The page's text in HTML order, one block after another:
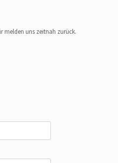
melden uns zeitnah zurück.